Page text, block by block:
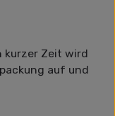
kurzer Zeit wird
auf und